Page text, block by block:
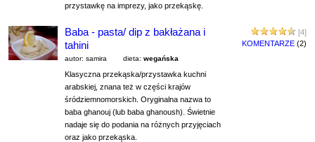
przystawkę na imprezy, jako przekąskę.
[4]
KOMENTARZE (2)
Baba - pasta/ dip z bakłażana i
tahini
autor: samira dieta: wegańska
Klasyczna przekąska/przystawka kuchni
arabskiej, znana też w części krajów
śródziemnomorskich. Oryginalna nazwa to
baba ghanouj (lub baba ghanoush). Świetnie
nadaje się do podania na różnych przyjęciach
oraz jako przekąska.